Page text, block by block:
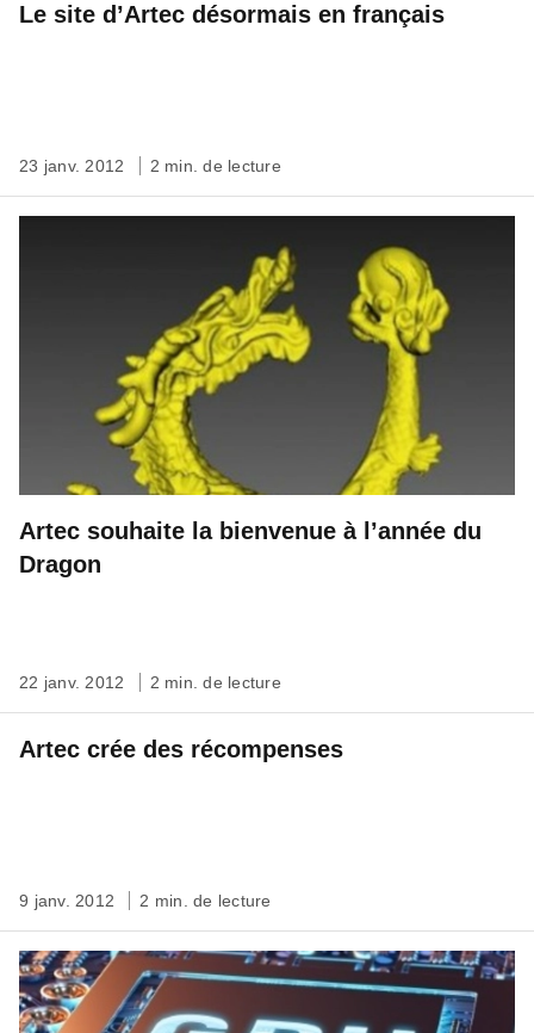
Le site d’Artec désormais en français
23 janv. 2012 2 min. de lecture
Artec souhaite la bienvenue à l’année du
Dragon
22 janv. 2012 2 min. de lecture
Artec crée des récompenses
9 janv. 2012 2 min. de lecture